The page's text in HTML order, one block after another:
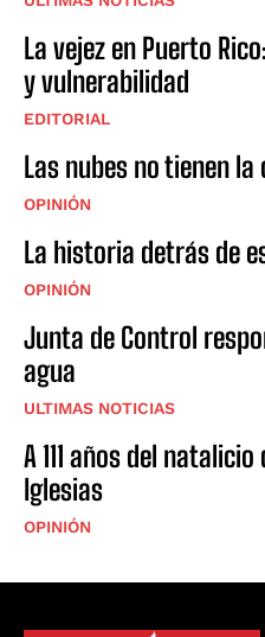
La vejez en Puerto
y vulnerabilidad
EDITORIAL
Las nubes no tienen la
OPINIÓN
La historia detrás de
OPINIÓN
Junta de Control
agua
ULTIMAS NOTICIAS
A 111 años del
Iglesias
OPINIÓN